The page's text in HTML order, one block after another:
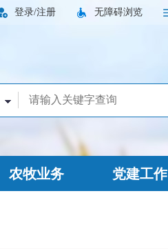
无障碍浏览
登录/注册
农牧业务 党建工作